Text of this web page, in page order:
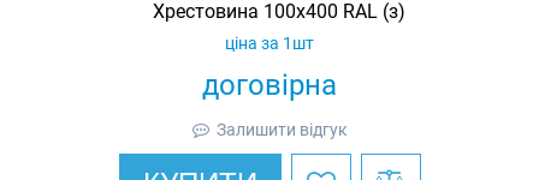
Хрестовина 100х400 RAL (з)
договірна
ціна за 1шт
Залишити відгук